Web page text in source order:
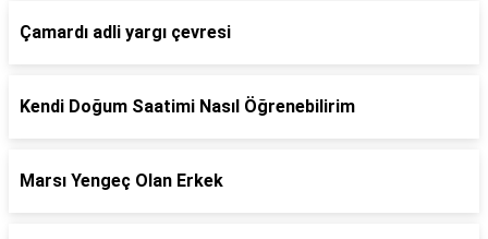
Çamardı adli yargı çevresi
Kendi Doğum Saatimi Nasıl Öğrenebilirim
Marsı Yengeç Olan Erkek